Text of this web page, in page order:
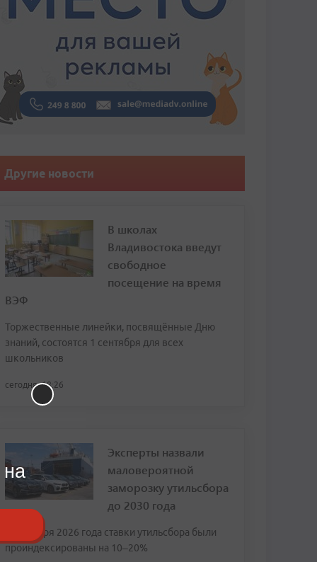
Другие новости
В школах
Владивостока введут
свободное
посещение на время
ВЭФ
Торжественные линейки, посвящённые Дню
знаний, состоятся 1 сентября для всех
школьников
сегодня, 18:26
Эксперты назвали
маловероятной
заморозку утильсбора
до 2030 года
С 1 января 2026 года ставки утильсбора были
проиндексированы на 10–20%